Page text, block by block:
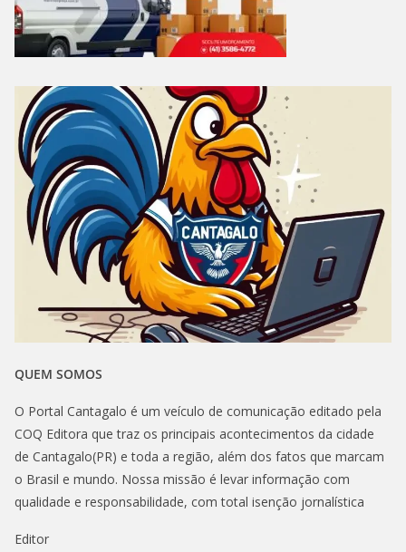
QUEM SOMOS
O Portal Cantagalo é um veículo de comunicação editado pela
COQ Editora que traz os principais acontecimentos da cidade
de Cantagalo(PR) e toda a região, além dos fatos que marcam
o Brasil e mundo. Nossa missão é levar informação com
qualidade e responsabilidade, com total isenção jornalística
Editor